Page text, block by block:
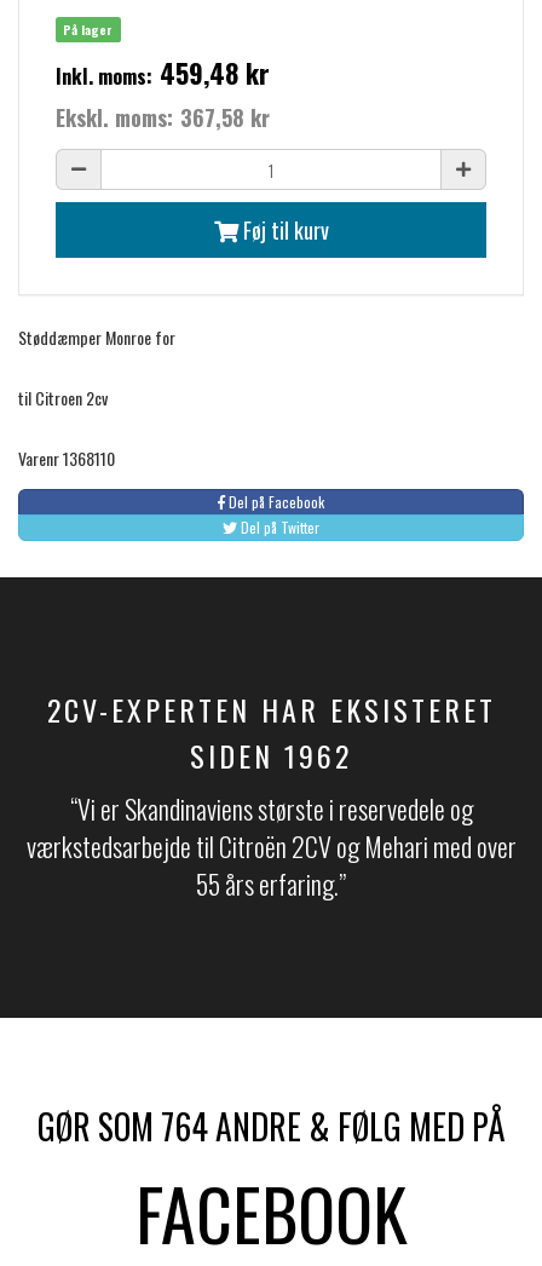
På lager
Inkl. moms: 459,48 kr
Ekskl. moms: 367,58 kr
Føj til kurv
Støddæmper Monroe for
til Citroen 2cv
Varenr 1368110
Del på Facebook
Del på Twitter
2CV-EXPERTEN HAR EKSISTERET
SIDEN 1962
“Vi er Skandinaviens største i reservedele og
værkstedsarbejde til Citroën 2CV og Mehari med over
55 års erfaring.​​”
GØR SOM 764 ANDRE & FØLG MED PÅ
FACEBOOK